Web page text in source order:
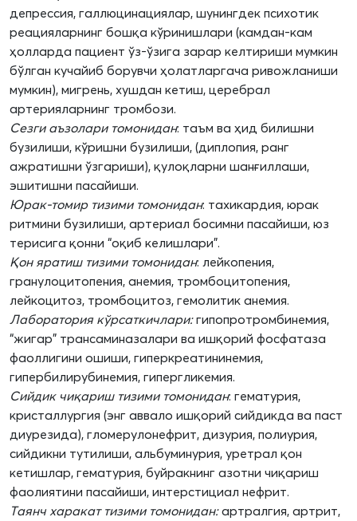
депрессия, галлюцинациялар, шунингдек психотик
реацияларнинг бошқа кўринишлари (камдан-кам
ҳолларда пациент ўз-ўзига зарар келтириши мумкин
бўлган кучайиб борувчи ҳолатларгача ривожланиши
мумкин), мигрень, хушдан кетиш, церебрал
артерияларнинг тромбози.
Сезги аъзолари томонидан: таъм ва ҳид билишни
бузилиши, кўришни бузилиши, (диплопия, ранг
ажратишни ўзгариши), қулоқларни шанғиллаши,
эшитишни пасайиши.
Юрак-томир тизими томонидан: тахикардия, юрак
ритмини бузилиши, артериал босимни пасайиши, юз
терисига қонни “оқиб келишлари”.
Қон яратиш тизими томонидан: лейкопения,
гранулоцитопения, анемия, тромбоцитопения,
лейкоцитоз, тромбоцитоз, гемолитик анемия.
Лаборатория кўрсаткичлари:гипопротромбинемия,
“жигар” трансаминазалари ва ишқорий фосфатаза
фаоллигини ошиши, гиперкреатининемия,
гипербилирубинемия, гипергликемия.
Сийдик чиқариш тизими томонидан: гематурия,
кристаллургия (энг аввало ишқорий сийдикда ва паст
диурезида), гломерулонефрит, дизурия, полиурия,
сийдикни тутилиши, альбуминурия, уретрал қон
кетишлар, гематурия, буйракнинг азотни чиқариш
фаолиятини пасайиши, интерстициал нефрит.
Таянч харакат тизими томонидан:артралгия, артрит,